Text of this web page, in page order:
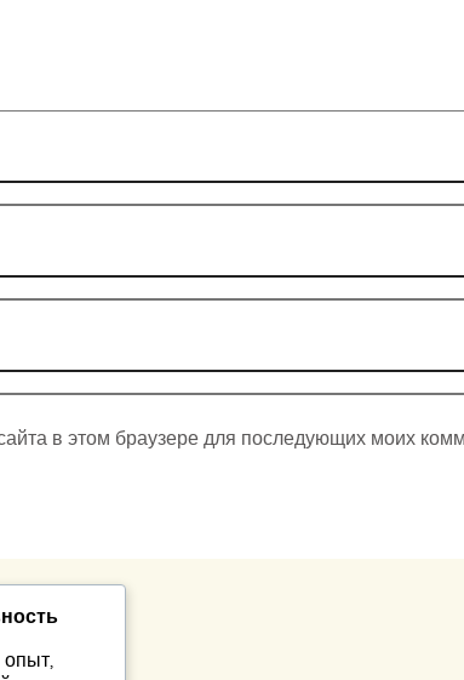
в этом браузере для последующих моих